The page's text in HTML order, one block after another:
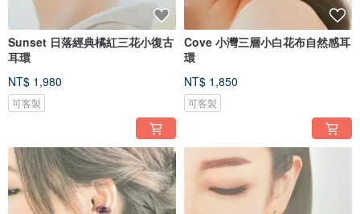
Sunset 日落經典橘紅三花小復古
耳環
NT$ 1,980
可客製
Cove 小灣三層小白花布自然感耳
環
NT$ 1,850
可客製